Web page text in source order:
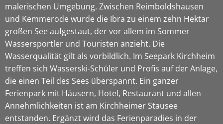
malerischen Umgebung. Zwischen Reimboldshausen
und Kemmerode wurde die Ibra zu einem zehn Hektar
großen See aufgestaut, der vor allem im Sommer
Wassersportler und Touristen anzieht. Die
Wasserqualität gilt als vorbildlich. Im Seepark Kirchheim
treffen sich Wasserski-Schüler und Profis auf der Anlage,
die einen Teil des Sees überspannt. Ein ganzer
Ferienpark mit Häusern, Hotel, Restaurant und allen
Annehmlichkeiten ist am Kirchheimer Stausee
entstanden. Ergänzt wird das Ferienparadies in der